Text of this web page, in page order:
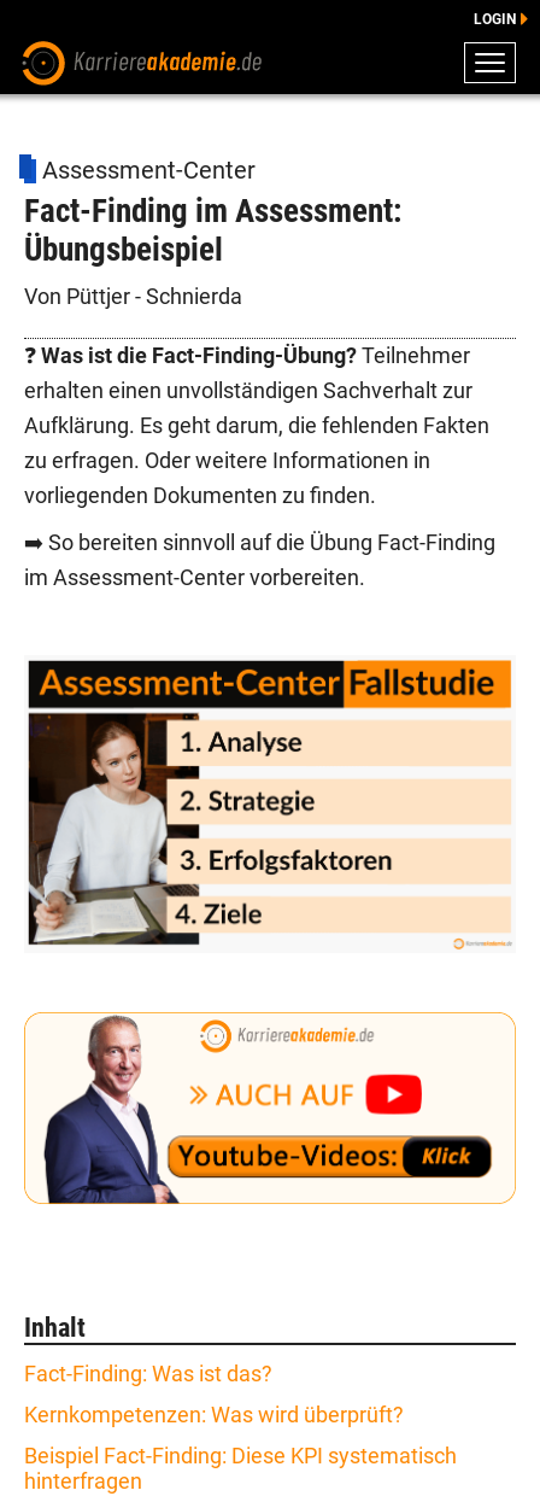
ENGLISCHE DOWNLOADS
E-LEARNING
FAQ
BERATUNG
LOGIN
Assessment-Center
Fact-Finding im Assessment:
Übungsbeispiel
Von Püttjer - Schnierda
❓ Was ist die Fact-Finding-Übung? Teilnehmer
erhalten einen unvollständigen Sachverhalt zur
Aufklärung. Es geht darum, die fehlenden Fakten
zu erfragen. Oder weitere Informationen in
vorliegenden Dokumenten zu finden.
➡️ So bereiten sinnvoll auf die Übung Fact-Finding
im Assessment-Center vorbereiten.
Inhalt
Fact-Finding: Was ist das?
Kernkompetenzen: Was wird überprüft?
Beispiel Fact-Finding: Diese KPI systematisch
hinterfragen